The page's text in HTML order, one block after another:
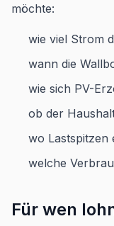
möchte:
wie viel Strom
wann die
wie sich PV-
ob der
wo Lastspitzen
welche
Für wen